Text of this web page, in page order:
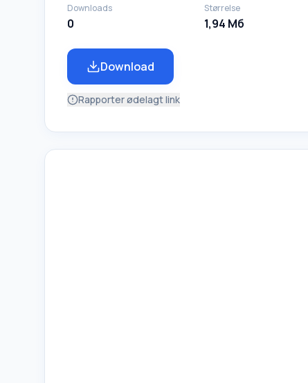
Downloads
0
Størrelse
1,94 Мб
Download
Rapporter ødelagt link